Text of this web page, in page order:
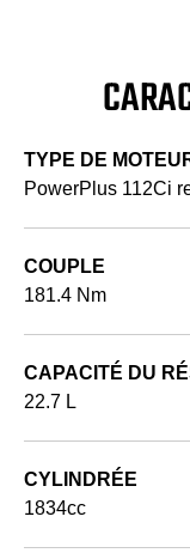
TYPE DE
PowerPlus 112Ci
COUPLE
181.4 Nm
CAPACITÉ DU
22.7 L
CYLINDRÉE
1834cc